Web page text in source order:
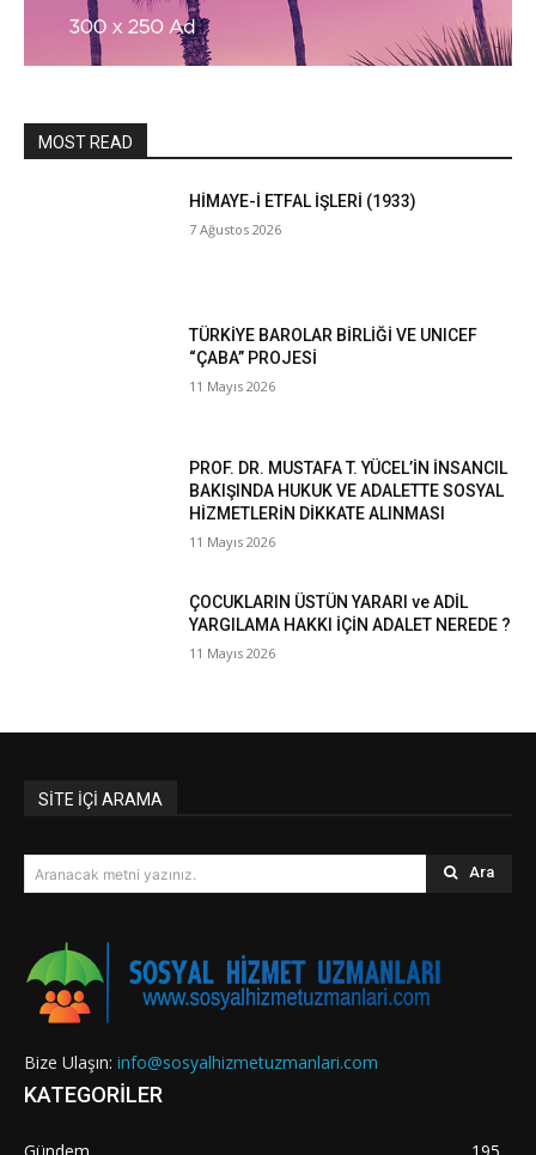
MOST READ
HİMAYE-İ ETFAL İŞLERİ (1933)
7 Ağustos 2026
TÜRKİYE BAROLAR BİRLİĞİ VE UNICEF
“ÇABA” PROJESİ
11 Mayıs 2026
PROF. DR. MUSTAFA T. YÜCEL’İN İNSANCIL
BAKIŞINDA HUKUK VE ADALETTE SOSYAL
HİZMETLERİN DİKKATE ALINMASI
11 Mayıs 2026
ÇOCUKLARIN ÜSTÜN YARARI ve ADİL
YARGILAMA HAKKI İÇİN ADALET NEREDE ?
11 Mayıs 2026
SİTE İÇİ ARAMA
Aranacak metni yazınız. Ara
Bize Ulaşın: info@sosyalhizmetuzmanlari.com
KATEGORİLER
Gündem 195